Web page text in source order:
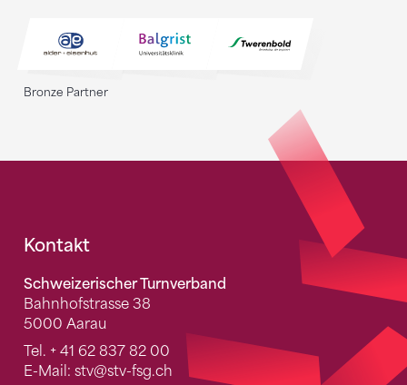
Bronze Partner
Fusszeile
Kontakt
Schweizerischer Turnverband
Bahnhofstrasse 38
5000 Aarau
Tel. + 41 62 837 82 00
E-Mail: stv@stv-fsg.ch